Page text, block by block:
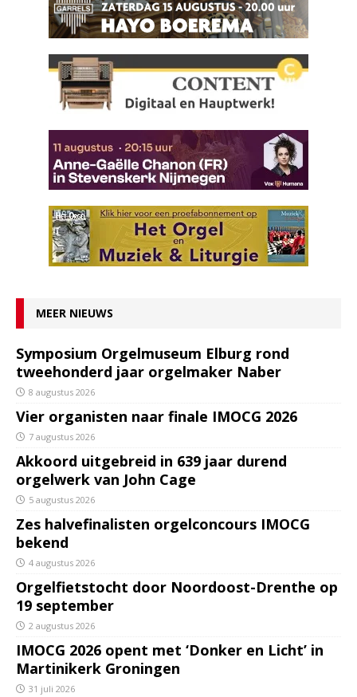
MEER NIEUWS
Symposium Orgelmuseum Elburg rond
tweehonderd jaar orgelmaker Naber
8 augustus 2026
Vier organisten naar finale IMOCG 2026
7 augustus 2026
Akkoord uitgebreid in 639 jaar durend
orgelwerk van John Cage
5 augustus 2026
Zes halvefinalisten orgelconcours IMOCG
bekend
4 augustus 2026
Orgelfietstocht door Noordoost-Drenthe op
19 september
2 augustus 2026
IMOCG 2026 opent met ‘Donker en Licht’ in
Martinikerk Groningen
31 juli 2026